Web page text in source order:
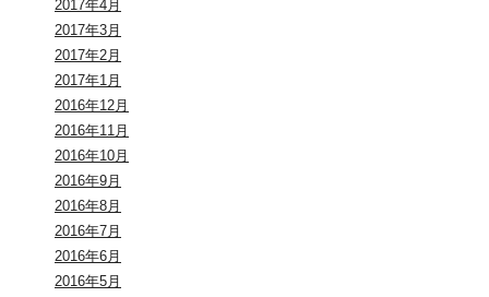
2017年4月
2017年3月
2017年2月
2017年1月
2016年12月
2016年11月
2016年10月
2016年9月
2016年8月
2016年7月
2016年6月
2016年5月